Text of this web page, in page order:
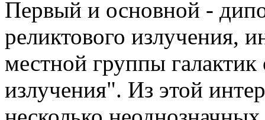
Первый и основной -
реликтового излучения,
местной группы галактик
излучения". Из этой